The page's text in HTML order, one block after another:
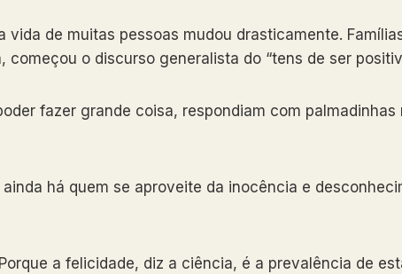
vida de muitas pessoas mudou drasticamente.
o discurso generalista do “tens de ser
fazer grande coisa, respondiam com palmadinhas
há quem se aproveite da inocência e
a felicidade, diz a ciência, é a prevalência de